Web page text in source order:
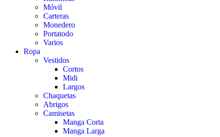
Móvil
Carteras
Monedero
Portatodo
Varios
Ropa
Vestidos
Cortos
Midi
Largos
Chaquetas
Abrigos
Camisetas
Manga Corta
Manga Larga